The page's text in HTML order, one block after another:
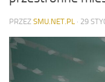
PRZEZ SMU.NET.PL · 29